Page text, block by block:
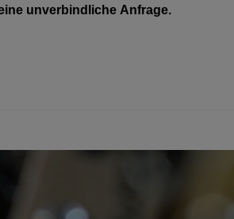
unverbindliche Anfrage.